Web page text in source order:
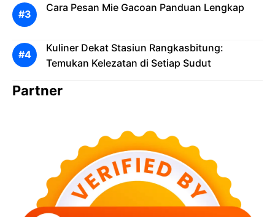
Cara Pesan Mie Gacoan Panduan Lengkap
Kuliner Dekat Stasiun Rangkasbitung:
Temukan Kelezatan di Setiap Sudut
Partner